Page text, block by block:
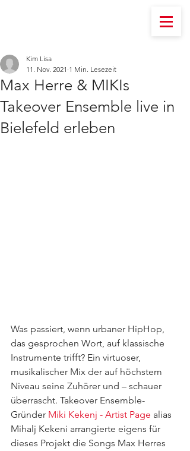
Max Herre & MIKIs
Takeover Ensemble live in
Bielefeld erleben
Kim Lisa
11. Nov. 2021 1 Min. Lesezeit
Was passiert, wenn urbaner HipHop,
das gesprochen Wort, auf klassische
Instrumente trifft? Ein virtuoser,
musikalischer Mix der auf höchstem
Niveau seine Zuhörer und – schauer
überrascht. Takeover Ensemble-
Gründer Miki Kekenj - Artist Page alias
Mihalj Kekeni arrangierte eigens für
dieses Projekt die Songs Max Herres